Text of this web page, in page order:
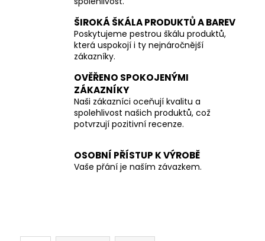
ŠIROKÁ ŠKÁLA PRODUKTŮ A BAREV
Poskytujeme pestrou škálu produktů,
která uspokojí i ty nejnáročnější
zákazníky.
OVĚŘENO SPOKOJENÝMI
ZÁKAZNÍKY
Naši zákazníci oceňují kvalitu a
spolehlivost našich produktů, což
potvrzují pozitivní recenze.
OSOBNÍ PŘÍSTUP K VÝROBĚ
Vaše přání je naším závazkem.